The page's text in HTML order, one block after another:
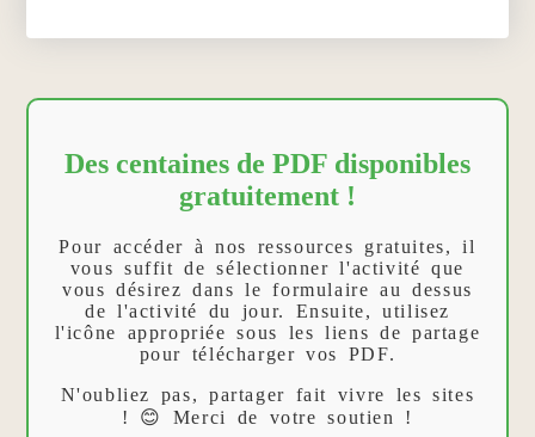
Des centaines de PDF disponibles
gratuitement !
Pour accéder à nos ressources gratuites, il
vous suffit de sélectionner l'activité que
vous désirez dans le formulaire au dessus
de l'activité du jour. Ensuite, utilisez
l'icône appropriée sous les liens de partage
pour télécharger vos PDF.
N'oubliez pas, partager fait vivre les sites
! 😊 Merci de votre soutien !